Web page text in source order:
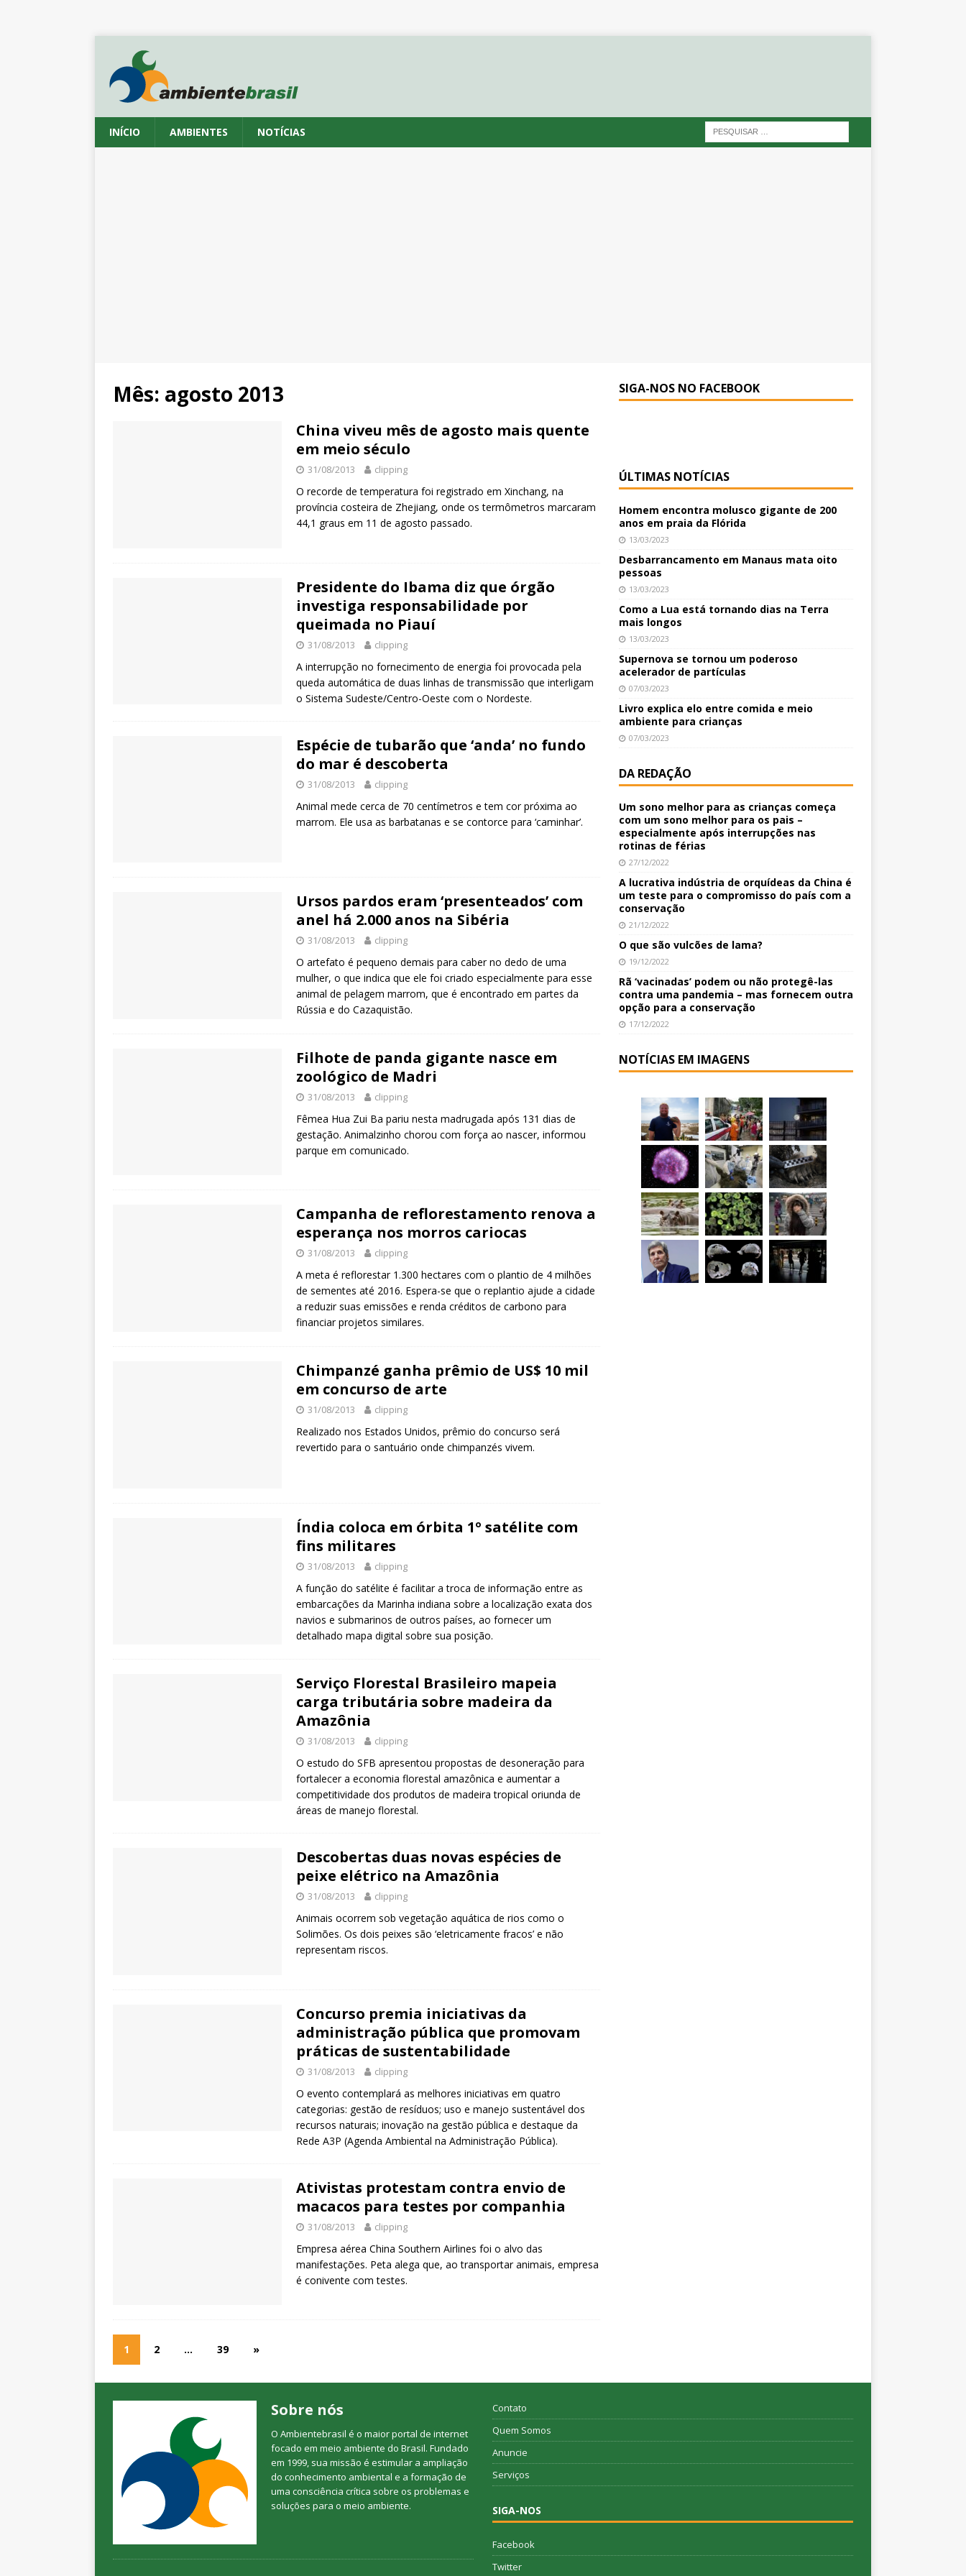
INÍCIO AMBIENTES NOTÍCIAS
Mês: agosto 2013
China viveu mês de agosto mais quente
em meio século
31/08/2013 clipping
O recorde de temperatura foi registrado em Xinchang, na
província costeira de Zhejiang, onde os termômetros marcaram
44,1 graus em 11 de agosto passado.
Presidente do Ibama diz que órgão
investiga responsabilidade por
queimada no Piauí
31/08/2013 clipping
A interrupção no fornecimento de energia foi provocada pela
queda automática de duas linhas de transmissão que interligam
o Sistema Sudeste/Centro-Oeste com o Nordeste.
Espécie de tubarão que ‘anda’ no fundo
do mar é descoberta
31/08/2013 clipping
Animal mede cerca de 70 centímetros e tem cor próxima ao
marrom. Ele usa as barbatanas e se contorce para ‘caminhar’.
Ursos pardos eram ‘presenteados’ com
anel há 2.000 anos na Sibéria
31/08/2013 clipping
O artefato é pequeno demais para caber no dedo de uma
mulher, o que indica que ele foi criado especialmente para esse
animal de pelagem marrom, que é encontrado em partes da
Rússia e do Cazaquistão.
Filhote de panda gigante nasce em
zoológico de Madri
31/08/2013 clipping
Fêmea Hua Zui Ba pariu nesta madrugada após 131 dias de
gestação. Animalzinho chorou com força ao nascer, informou
parque em comunicado.
Campanha de reflorestamento renova a
esperança nos morros cariocas
31/08/2013 clipping
A meta é reflorestar 1.300 hectares com o plantio de 4 milhões
de sementes até 2016. Espera-se que o replantio ajude a cidade
a reduzir suas emissões e renda créditos de carbono para
financiar projetos similares.
Chimpanzé ganha prêmio de US$ 10 mil
em concurso de arte
31/08/2013 clipping
Realizado nos Estados Unidos, prêmio do concurso será
revertido para o santuário onde chimpanzés vivem.
Índia coloca em órbita 1º satélite com
fins militares
31/08/2013 clipping
A função do satélite é facilitar a troca de informação entre as
embarcações da Marinha indiana sobre a localização exata dos
navios e submarinos de outros países, ao fornecer um
detalhado mapa digital sobre sua posição.
Serviço Florestal Brasileiro mapeia
carga tributária sobre madeira da
Amazônia
31/08/2013 clipping
O estudo do SFB apresentou propostas de desoneração para
fortalecer a economia florestal amazônica e aumentar a
competitividade dos produtos de madeira tropical oriunda de
áreas de manejo florestal.
Descobertas duas novas espécies de
peixe elétrico na Amazônia
31/08/2013 clipping
Animais ocorrem sob vegetação aquática de rios como o
Solimões. Os dois peixes são ‘eletricamente fracos’ e não
representam riscos.
Concurso premia iniciativas da
administração pública que promovam
práticas de sustentabilidade
31/08/2013 clipping
O evento contemplará as melhores iniciativas em quatro
categorias: gestão de resíduos; uso e manejo sustentável dos
recursos naturais; inovação na gestão pública e destaque da
Rede A3P (Agenda Ambiental na Administração Pública).
Ativistas protestam contra envio de
macacos para testes por companhia
31/08/2013 clipping
Empresa aérea China Southern Airlines foi o alvo das
manifestações. Peta alega que, ao transportar animais, empresa
é conivente com testes.
1 2 … 39 »
SIGA-NOS NO FACEBOOK
ÚLTIMAS NOTÍCIAS
Homem encontra molusco gigante de 200
anos em praia da Flórida
13/03/2023
Desbarrancamento em Manaus mata oito
pessoas
13/03/2023
Como a Lua está tornando dias na Terra
mais longos
13/03/2023
Supernova se tornou um poderoso
acelerador de partículas
07/03/2023
Livro explica elo entre comida e meio
ambiente para crianças
07/03/2023
DA REDAÇÃO
Um sono melhor para as crianças começa
com um sono melhor para os pais –
especialmente após interrupções nas
rotinas de férias
27/12/2022
A lucrativa indústria de orquídeas da China é
um teste para o compromisso do país com a
conservação
21/12/2022
O que são vulcões de lama?
19/12/2022
Rã ‘vacinadas’ podem ou não protegê-las
contra uma pandemia – mas fornecem outra
opção para a conservação
17/12/2022
NOTÍCIAS EM IMAGENS
Sobre nós
O Ambientebrasil é o maior portal de internet
focado em meio ambiente do Brasil. Fundado
em 1999, sua missão é estimular a ampliação
do conhecimento ambiental e a formação de
uma consciência crítica sobre os problemas e
soluções para o meio ambiente.
Contato
Quem Somos
Anuncie
Serviços
SIGA-NOS
Facebook
Twitter